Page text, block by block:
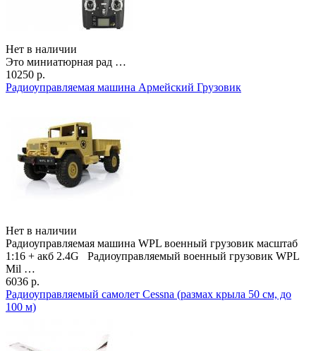
Нет в наличии
Это миниатюрная рад …
10250 р.
Радиоуправляемая машина Армейский Грузовик
Нет в наличии
Радиоуправляемая машина WPL военный грузовик масштаб
1:16 + акб 2.4G Радиоуправляемый военный грузовик WPL
Mil …
6036 р.
Радиоуправляемый самолет Cessna (размах крыла 50 см, до
100 м)